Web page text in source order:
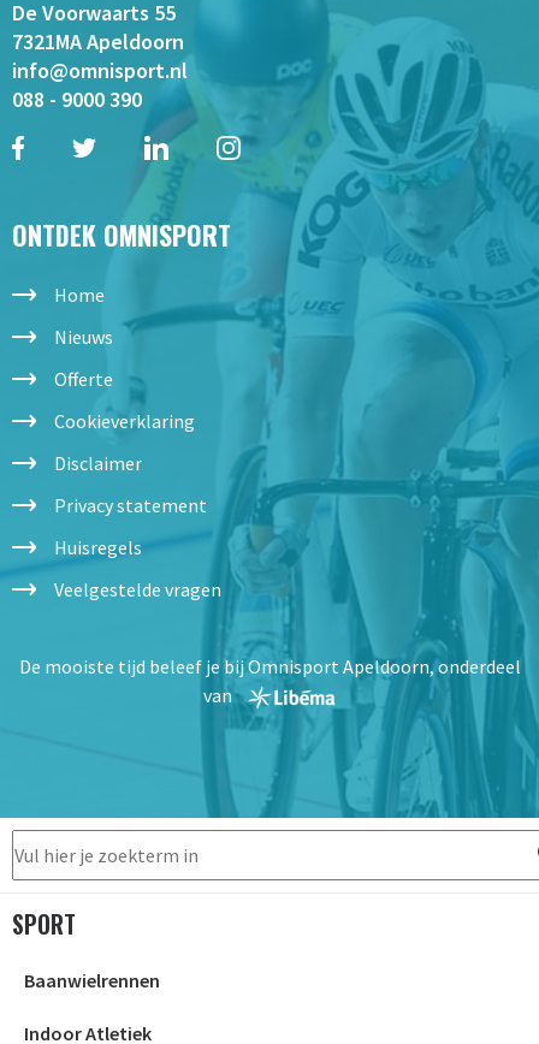
De Voorwaarts 55
7321MA Apeldoorn
info@omnisport.nl
088 - 9000 390
ONTDEK OMNISPORT
Home
Nieuws
Offerte
Cookieverklaring
Disclaimer
Privacy statement
Huisregels
Veelgestelde vragen
De mooiste tijd beleef je bij Omnisport Apeldoorn, onderdeel
van
SPORT
Baanwielrennen
Indoor Atletiek